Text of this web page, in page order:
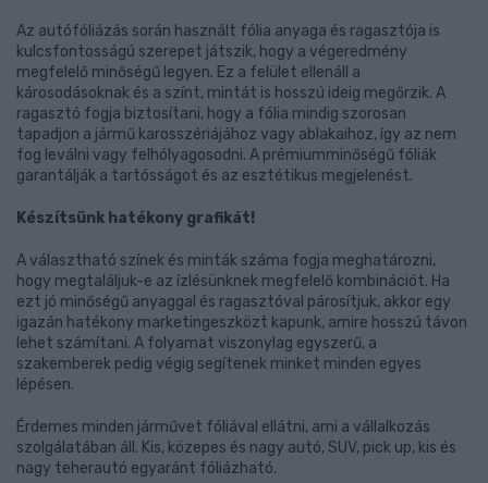
Az autófóliázás során használt fólia anyaga és ragasztója is
kulcsfontosságú szerepet játszik, hogy a végeredmény
megfelelő minőségű legyen. Ez a felület ellenáll a
károsodásoknak és a színt, mintát is hosszú ideig megőrzik. A
ragasztó fogja biztosítani, hogy a fólia mindig szorosan
tapadjon a jármű karosszériájához vagy ablakaihoz, így az nem
fog leválni vagy felhólyagosodni. A prémiumminőségű fóliák
garantálják a tartósságot és az esztétikus megjelenést.
Készítsünk hatékony grafikát!
A választható színek és minták száma fogja meghatározni,
hogy megtaláljuk-e az ízlésünknek megfelelő kombinációt. Ha
ezt jó minőségű anyaggal és ragasztóval párosítjuk, akkor egy
igazán hatékony marketingeszközt kapunk, amire hosszú távon
lehet számítani. A folyamat viszonylag egyszerű, a
szakemberek pedig végig segítenek minket minden egyes
lépésen.
Érdemes minden járművet fóliával ellátni, ami a vállalkozás
szolgálatában áll. Kis, közepes és nagy autó, SUV, pick up, kis és
nagy teherautó egyaránt fóliázható.